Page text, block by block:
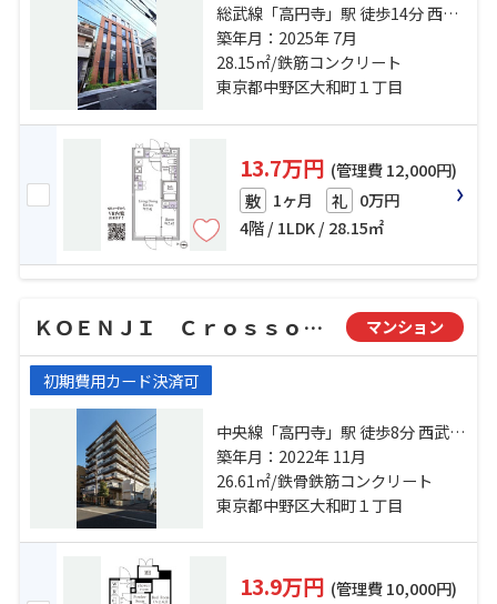
総武線「高円寺」駅 徒歩14分 西武
新宿線「野方」駅 徒歩10分 中央線
「中野」駅 徒歩23分
築年月：2025年 7月
28.15㎡/鉄筋コンクリート
東京都中野区大和町１丁目
13.7万円 (管理費 12,000円)
敷 1ヶ月 礼 0万円
4階 / 1LDK / 28.15㎡
ＫＯＥＮＪＩ Ｃｒｏｓｓｏｖｅｒ マンション
初期費用カード決済可
中央線「高円寺」駅 徒歩8分 西武新
宿線「野方」駅 徒歩19分 中央線
「中野」駅 徒歩22分
築年月：2022年 11月
26.61㎡/鉄骨鉄筋コンクリート
東京都中野区大和町１丁目
13.9万円 (管理費 10,000円)